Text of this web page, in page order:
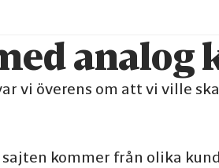
analog
vi överens om att vi ville
kommer från olika